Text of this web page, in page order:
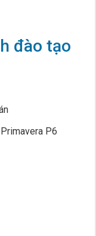
đào tạo
P6